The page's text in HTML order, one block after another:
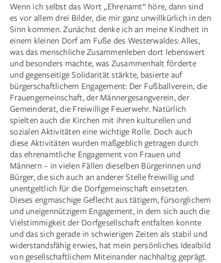
Wenn ich selbst das Wort „Ehrenamt“ höre, dann sind
es vor allem drei Bilder, die mir ganz unwillkürlich in den
Sinn kommen. Zunächst denke ich an meine Kindheit in
einem kleinen Dorf am Fuße des Westerwaldes: Alles,
was das menschliche Zusammenleben dort lebenswert
und besonders machte, was Zusammenhalt förderte
und gegenseitige Solidarität stärkte, basierte auf
bürgerschaftlichem Engagement: Der Fußballverein, die
Frauengemeinschaft, der Männergesangverein, der
Gemeinderat, die Freiwillige Feuerwehr. Natürlich
spielten auch die Kirchen mit ihren kulturellen und
sozialen Aktivitäten eine wichtige Rolle. Doch auch
diese Aktivitäten wurden maßgeblich getragen durch
das ehrenamtliche Engagement von Frauen und
Männern – in vielen Fällen dieselben Bürgerinnen und
Bürger, die sich auch an anderer Stelle freiwillig und
unentgeltlich für die Dorfgemeinschaft einsetzten.
Dieses engmaschige Geflecht aus tätigem, fürsorglichem
und uneigennützigem Engagement, in dem sich auch die
Vielstimmigkeit der Dorfgesellschaft entfalten konnte
und das sich gerade in schwierigen Zeiten als stabil und
widerstandsfähig erwies, hat mein persönliches Idealbild
von gesellschaftlichem Miteinander nachhaltig geprägt.